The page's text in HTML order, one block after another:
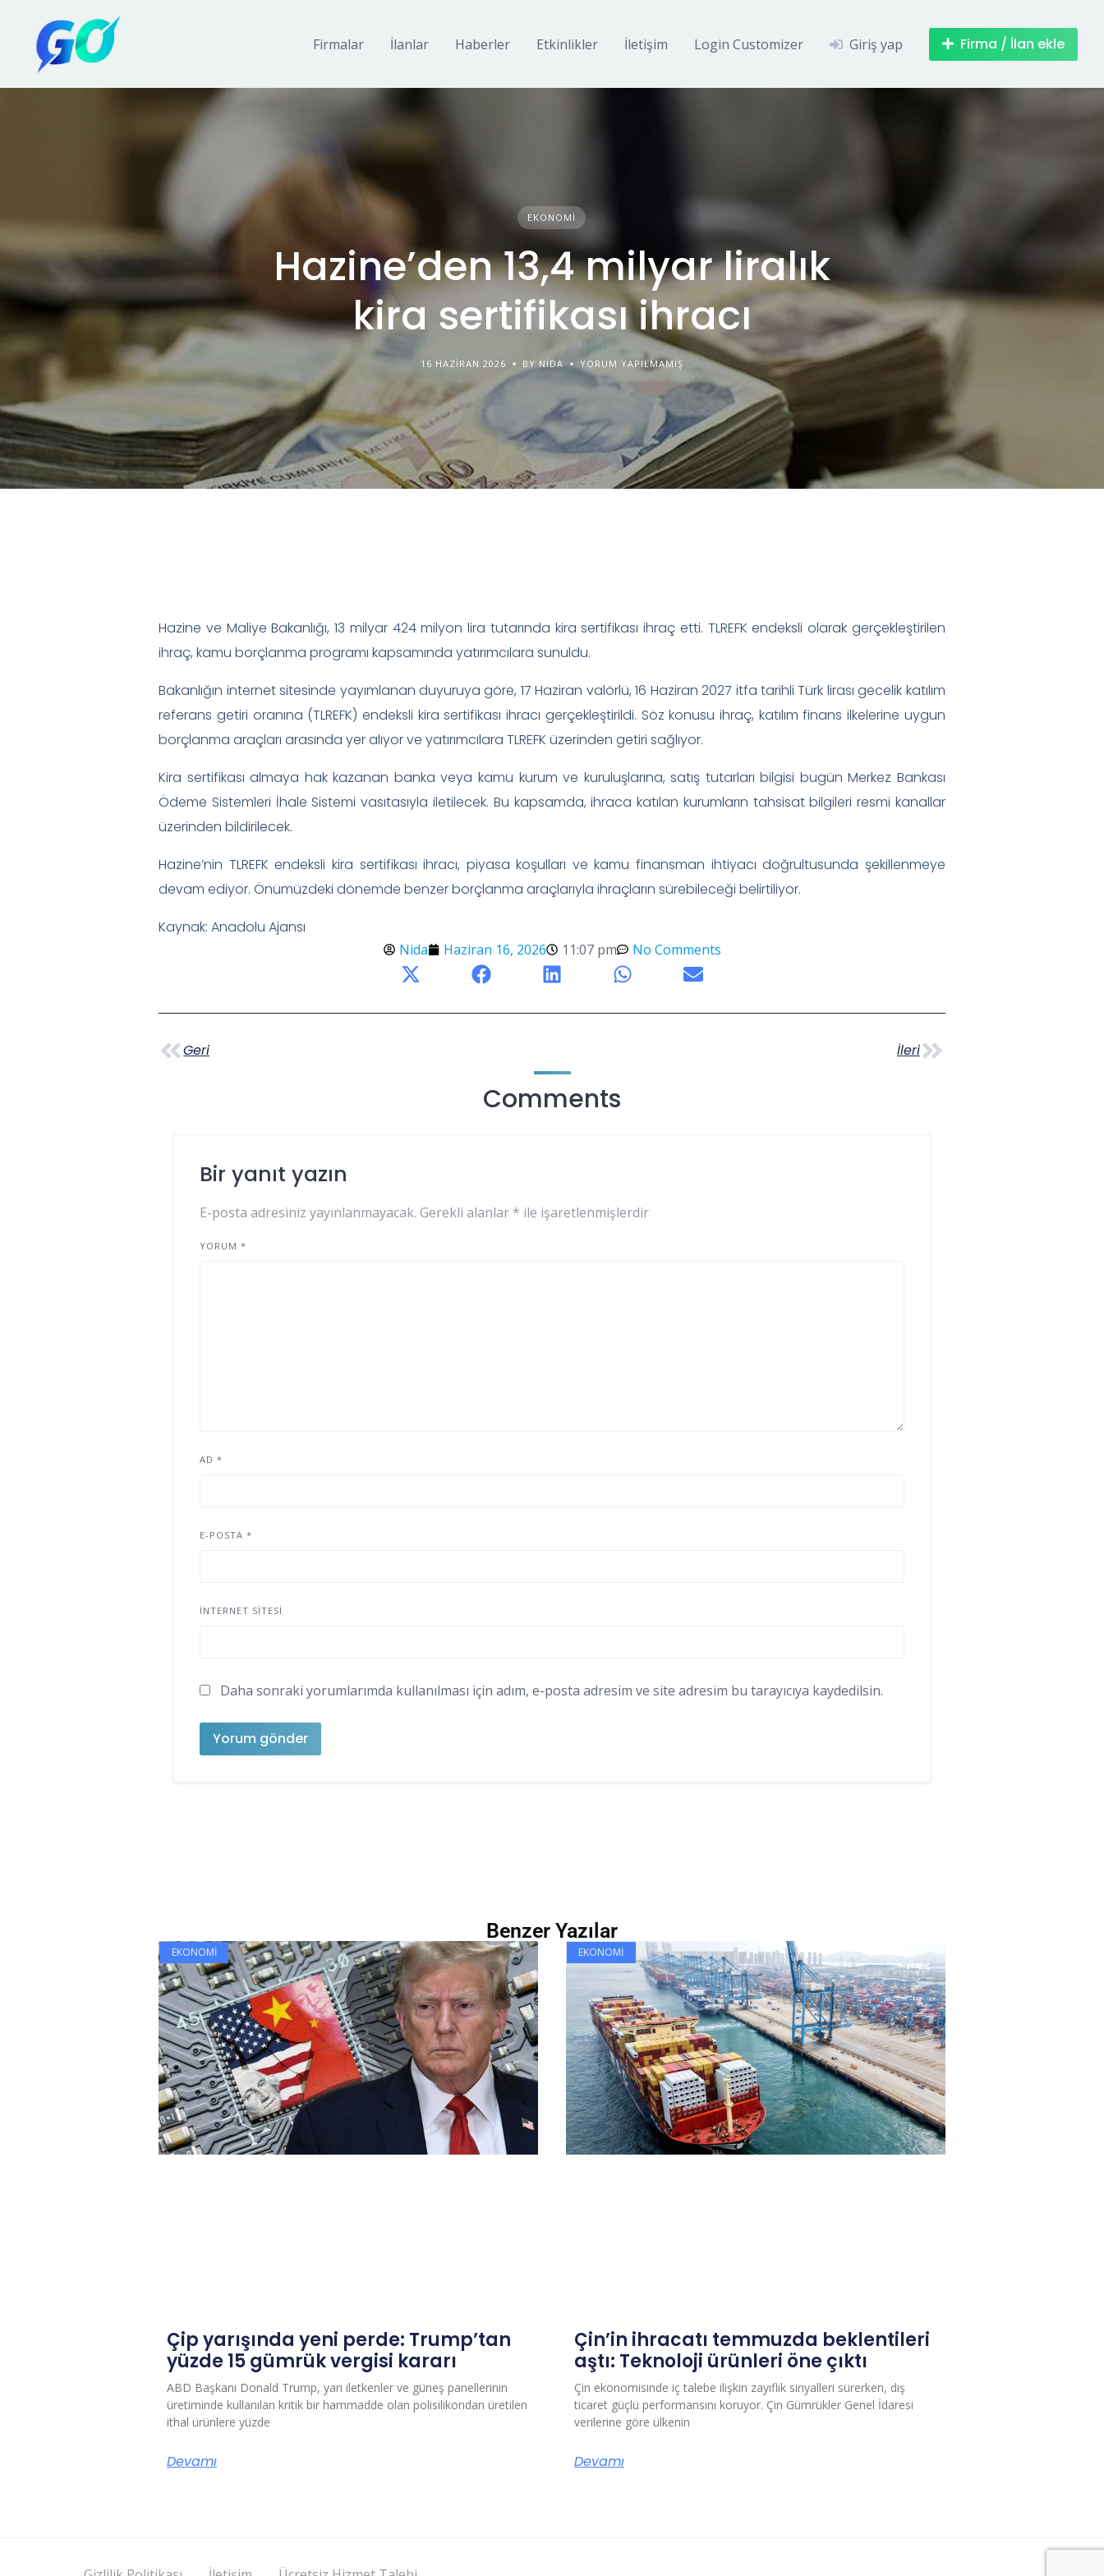
Firmalar İlanlar Haberler Etkinlikler İletişim Login Customizer Giriş yap Firma / İlan ekle
EKONOMI
Hazine’den 13,4 milyar liralık
kira sertifikası ihracı
16 HAZIRAN 2026 BY NIDA YORUM YAPILMAMIŞ
Hazine ve Maliye Bakanlığı, 13 milyar 424 milyon lira tutarında kira sertifikası ihraç etti. TLREFK endeksli olarak gerçekleştirilen
ihraç, kamu borçlanma programı kapsamında yatırımcılara sunuldu.
Bakanlığın internet sitesinde yayımlanan duyuruya göre, 17 Haziran valörlü, 16 Haziran 2027 itfa tarihli Türk lirası gecelik katılım
referans getiri oranına (TLREFK) endeksli kira sertifikası ihracı gerçekleştirildi. Söz konusu ihraç, katılım finans ilkelerine uygun
borçlanma araçları arasında yer alıyor ve yatırımcılara TLREFK üzerinden getiri sağlıyor.
Kira sertifikası almaya hak kazanan banka veya kamu kurum ve kuruluşlarına, satış tutarları bilgisi bugün Merkez Bankası
Ödeme Sistemleri İhale Sistemi vasıtasıyla iletilecek. Bu kapsamda, ihraca katılan kurumların tahsisat bilgileri resmi kanallar
üzerinden bildirilecek.
Hazine’nin TLREFK endeksli kira sertifikası ihracı, piyasa koşulları ve kamu finansman ihtiyacı doğrultusunda şekillenmeye
devam ediyor. Önümüzdeki dönemde benzer borçlanma araçlarıyla ihraçların sürebileceği belirtiliyor.
Kaynak: Anadolu Ajansı
Nida Haziran 16, 2026 11:07 pm No Comments
Geri İleri
Comments
Bir yanıt yazın
E-posta adresiniz yayınlanmayacak. Gerekli alanlar * ile işaretlenmişlerdir
YORUM *
AD *
E-POSTA *
İNTERNET SITESI
Daha sonraki yorumlarımda kullanılması için adım, e-posta adresim ve site adresim bu tarayıcıya kaydedilsin.
Benzer Yazılar
EKONOMI
Çip yarışında yeni perde: Trump’tan
yüzde 15 gümrük vergisi kararı
ABD Başkanı Donald Trump, yarı iletkenler ve güneş panellerinin
üretiminde kullanılan kritik bir hammadde olan polisilikondan üretilen
ithal ürünlere yüzde
Devamı
EKONOMI
Çin’in ihracatı temmuzda beklentileri
aştı: Teknoloji ürünleri öne çıktı
Çin ekonomisinde iç talebe ilişkin zayıflık sinyalleri sürerken, dış
ticaret güçlü performansını koruyor. Çin Gümrükler Genel İdaresi
verilerine göre ülkenin
Devamı